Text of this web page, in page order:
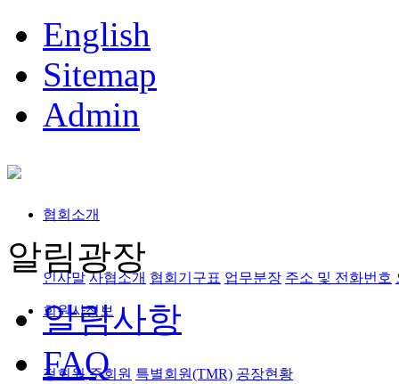
English
Sitemap
Admin
협회소개
인사말 사협소개 협회기구표 업무분장 주소 및 전화번호
회원사정보
정회원,준회원 특별회원(TMR) 공장현황
알림광장
알림사항
FAQ